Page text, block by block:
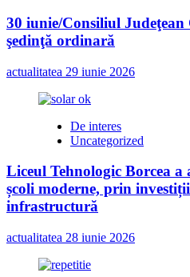
30 iunie/Consiliul Judeţean
şedinţă ordinară
actualitatea 29 iunie 2026
De interes
Uncategorized
Liceul Tehnologic Borcea a
școli moderne, prin
infrastructură
actualitatea 28 iunie 2026